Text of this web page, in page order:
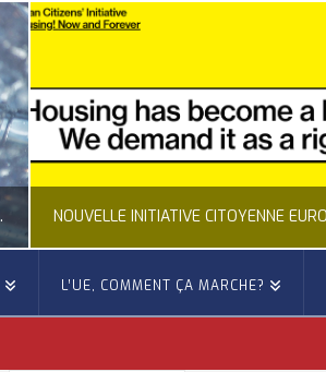
L’UE, COMMENT ÇA MARCHE?